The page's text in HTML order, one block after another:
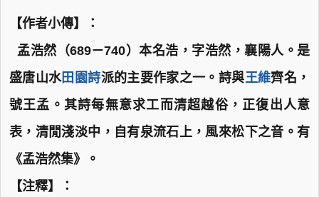
【作者小傳】：
孟浩然（689－740）本名浩，字浩然，襄陽人。是
盛唐山水田園詩派的主要作家之一。詩與王維齊名，
號王孟。其詩每無意求工而清超越俗，正復出人意
表，清閒淺淡中，自有泉流石上，風來松下之音。有
《孟浩然集》。
【注釋】：